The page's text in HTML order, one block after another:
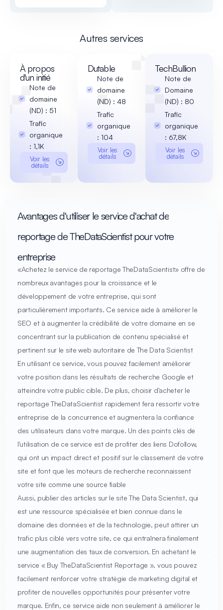
Autres services
À propos
d'un initié
Note de
domaine
(ND) : 51
Trafic
organique
: 1,1K
Voir les
détails
Dutable
Note de
domaine
(ND) : 48
Trafic
organique
: 104
Voir les
détails
TechBullion
Note de
Domaine
(ND) : 80
Trafic
organique
: 67,8K
Voir les
détails
Avantages d'utiliser le service d'achat de
reportage de TheDataScientist pour votre
entreprise
«Achetez le service de reportage TheDataScientist» offre de
nombreux avantages pour la croissance et le
développement de votre entreprise, qui sont
particulièrement importants. Ce service aide à améliorer le
SEO et à augmenter la crédibilité de votre domaine en se
concentrant sur la publication de contenu spécialisé et
pertinent sur le site web autoritaire de The Data Scientist
En utilisant ce service, vous pouvez facilement améliorer
votre position dans les résultats de recherche Google et
atteindre votre public cible. De plus, choisir d'acheter le
reportage TheDataScientist rapidement fera ressortir votre
entreprise de la concurrence et augmentera la confiance
des utilisateurs dans votre marque. Un des points clés de
l'utilisation de ce service est de profiter des liens Dofollow,
qui ont un impact direct et positif sur le classement de votre
site et font que les moteurs de recherche reconnaissent
votre site comme une source fiable
Aussi, publier des articles sur le site The Data Scientist, qui
est une ressource spécialisée et bien connue dans le
domaine des données et de la technologie, peut attirer un
trafic plus ciblé vers votre site, ce qui entraînera finalement
une augmentation des taux de conversion. En achetant le
service « Buy TheDataScientist Reportage », vous pouvez
facilement renforcer votre stratégie de marketing digital et
profiter de nouvelles opportunités pour présenter votre
marque. Enfin, ce service aide non seulement à améliorer le